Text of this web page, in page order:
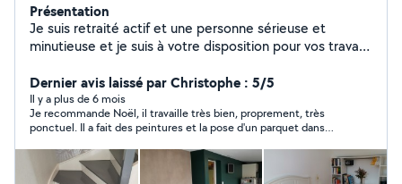
Présentation
Je suis retraité actif et une personne sérieuse et
minutieuse et je suis à votre disposition pour vos travaux
également le montage et la pose de votre cuisine et
faïence. N'hésitez pas à me contacter pour un premier
échange...
Dernier avis laissé par Christophe : 5/5
Il y a plus de 6 mois
Je recommande Noël, il travaille très bien, proprement, très
ponctuel. Il a fait des peintures et la pose d'un parquet dans
sympathique, toujours aimable, et sait s'adapter à toute
situation.